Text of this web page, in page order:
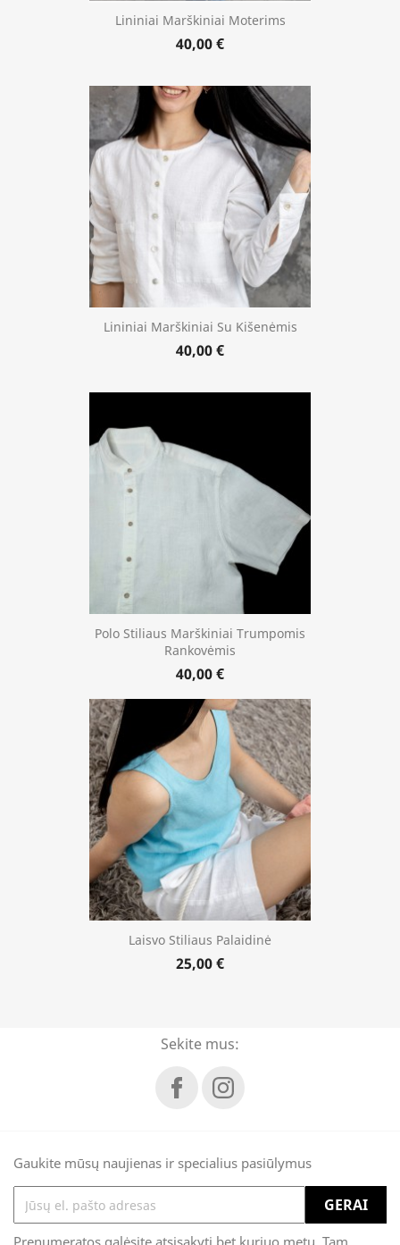
Lininiai Marškiniai Moterims
40,00 €
Lininiai Marškiniai Su Kišenėmis
40,00 €
Polo Stiliaus Marškiniai Trumpomis
Rankovėmis
40,00 €
Laisvo Stiliaus Palaidinė
25,00 €
Sekite mus:
Gaukite mūsų naujienas ir specialius pasiūlymus
Prenumeratos galėsite atsisakyti bet kuriuo metu. Tam